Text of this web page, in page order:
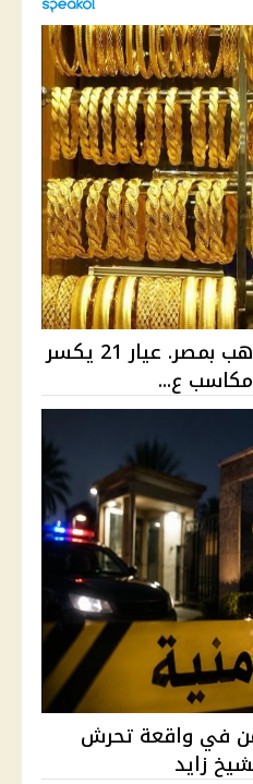
ارتفاع جديد بأسعار الذهب بمصر. عيار 21 يكسر
في واقعة تحرش
زايد